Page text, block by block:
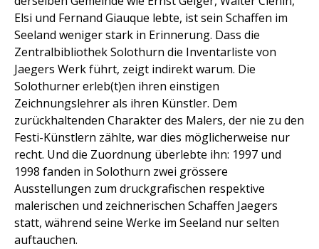
Elsi und Fernand Giauque lebte, ist sein Schaffen im
Seeland weniger stark in Erinnerung. Dass die
Zentralbibliothek Solothurn die Inventarliste von
Jaegers Werk führt, zeigt indirekt warum. Die
Solothurner erleb(t)en ihren einstigen
Zeichnungslehrer als ihren Künstler. Dem
zurückhaltenden Charakter des Malers, der nie zu den
Festi-Künstlern zählte, war dies möglicherweise nur
recht. Und die Zuordnung überlebte ihn: 1997 und
1998 fanden in Solothurn zwei grössere
Ausstellungen zum druckgrafischen respektive
malerischen und zeichnerischen Schaffen Jaegers
statt, während seine Werke im Seeland nur selten
auftauchen.